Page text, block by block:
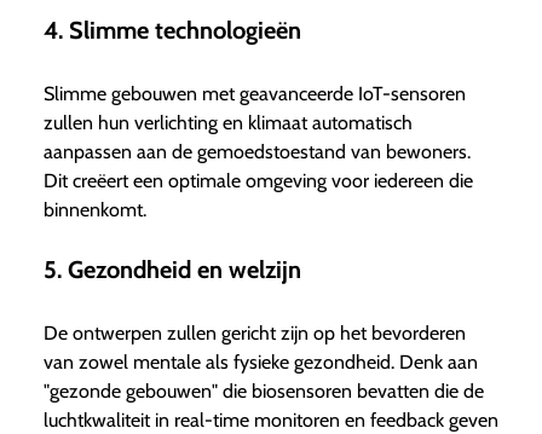
4. Slimme technologieën
Slimme gebouwen met geavanceerde IoT-sensoren
zullen hun verlichting en klimaat automatisch
aanpassen aan de gemoedstoestand van bewoners.
Dit creëert een optimale omgeving voor iedereen die
binnenkomt.
5. Gezondheid en welzijn
De ontwerpen zullen gericht zijn op het bevorderen
van zowel mentale als fysieke gezondheid. Denk aan
"gezonde gebouwen" die biosensoren bevatten die de
luchtkwaliteit in real-time monitoren en feedback geven